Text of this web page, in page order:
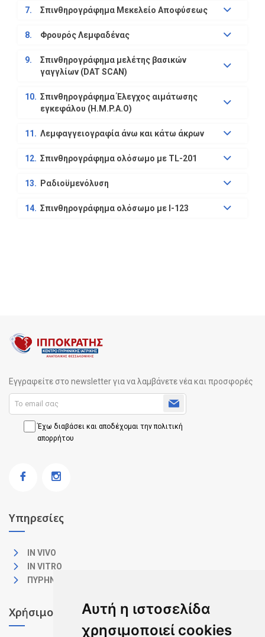
Αυτή η ιστοσελίδα
χρησιμοποιεί cookies
7. Σπινθηρογράφημα Μεκελείο Αποφύσεως
8. Φρουρός Λεμφαδένας
9.
Σπινθηρογράφημα μελέτης βασικών
γαγγλίων (DAT SCAN)
10. Σπινθηρογράφημα Έλεγχος αιμάτωσης
εγκεφάλου (Η.M.P.A.O)
11. Λεμφαγγειογραφία άνω και κάτω άκρων
12. Σπινθηρογράφημα ολόσωμο με TL-201
13. Ραδιοϋμενόλυση
14. Σπινθηρογράφημα ολόσωμο με Ι-123
Εγγραφείτε στο newsletter για να λαμβάνετε νέα και προσφορές
Έχω διαβάσει και αποδέχομαι την πολιτική
απορρήτου
Υπηρεσίες
IN VIVO
IN VITRO
ΠΥΡΗΝΙΚΗ ΙΑΤΡΙΚΗ
Χρήσιμοι σύνδεσμοι